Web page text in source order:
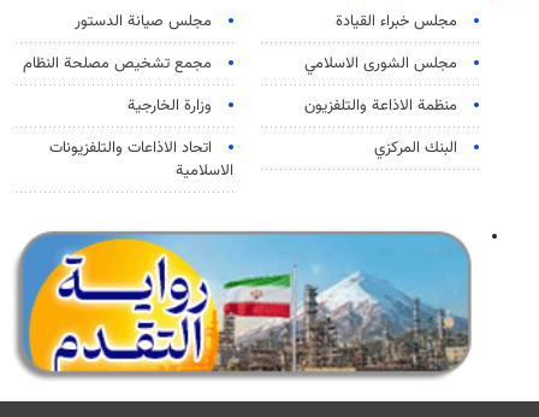
مجلس خبراء القيادة
مجلس صيانة الدستور
مجلس الشورى الاسلامي
مجمع تشخيص مصلحة النظام
منظمة الاذاعة والتلفزیون
وزارة الخارجية
البنك المركزي
اتحاد الاذاعات والتلفزيونات
الاسلامية